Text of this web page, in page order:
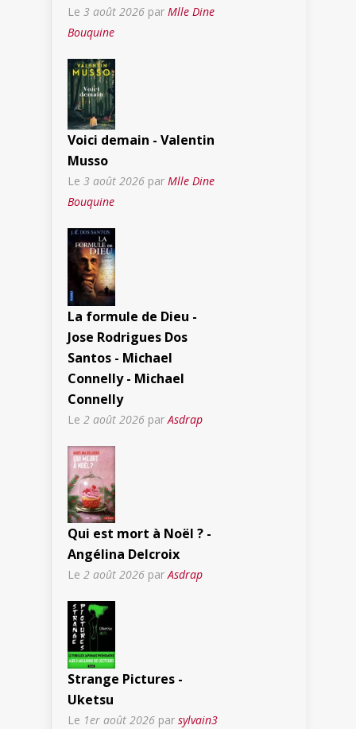
Le 3 août 2026 par Mlle Dine
Bouquine
Voici demain - Valentin
Musso
Le 3 août 2026 par Mlle Dine
Bouquine
La formule de Dieu -
Jose Rodrigues Dos
Santos - Michael
Connelly - Michael
Connelly
Le 2 août 2026 parAsdrap
Qui est mort à Noël ? -
Angélina Delcroix
Le 2 août 2026 parAsdrap
Strange Pictures -
Uketsu
Le 1er août 2026 par sylvain3